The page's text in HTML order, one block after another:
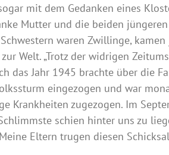
mit dem Gedanken eines
Mutter und die beiden
waren Zwillinge,
Welt. „Trotz der widrigen
das Jahr 1945 brachte über die
eingezogen und war
Krankheiten zugezogen. Im
schien hinter uns zu
Eltern trugen diesen